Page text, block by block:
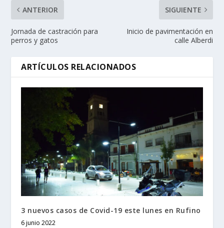
ANTERIOR
Jornada de castración para
perros y gatos
SIGUIENTE
Inicio de pavimentación en
calle Alberdi
ARTÍCULOS RELACIONADOS
3 nuevos casos de Covid-19 este lunes en Rufino
6 junio 2022